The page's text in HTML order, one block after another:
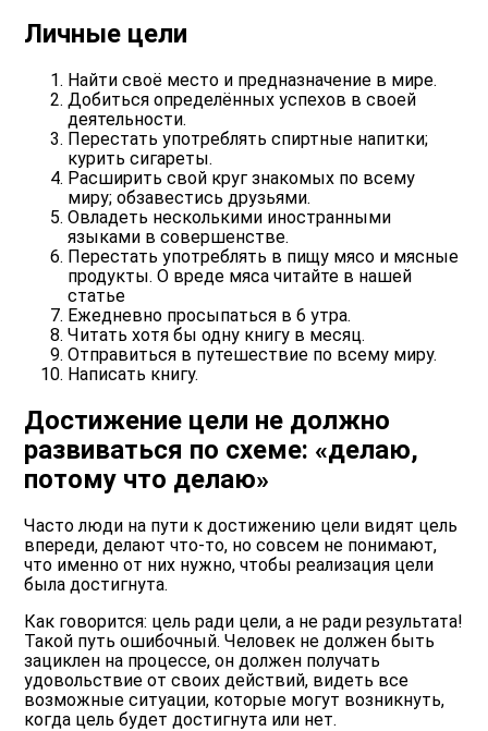
Личные цели
Найти своё место и предназначение в мире.
Добиться определённых успехов в своей
деятельности.
Перестать употреблять спиртные напитки;
курить сигареты.
Расширить свой круг знакомых по всему
миру; обзавестись друзьями.
Овладеть несколькими иностранными
языками в совершенстве.
Перестать употреблять в пищу мясо и мясные
продукты. О вреде мяса читайте в нашей
статье
Ежедневно просыпаться в 6 утра.
Читать хотя бы одну книгу в месяц.
Отправиться в путешествие по всему миру.
Написать книгу.
Достижение цели не должно
развиваться по схеме: «делаю,
потому что делаю»
Часто люди на пути к достижению цели видят цель
впереди, делают что-то, но совсем не понимают,
что именно от них нужно, чтобы реализация цели
была достигнута.
Как говорится: цель ради цели, а не ради результата!
Такой путь ошибочный. Человек не должен быть
зациклен на процессе, он должен получать
удовольствие от своих действий, видеть все
возможные ситуации, которые могут возникнуть,
когда цель будет достигнута или нет.